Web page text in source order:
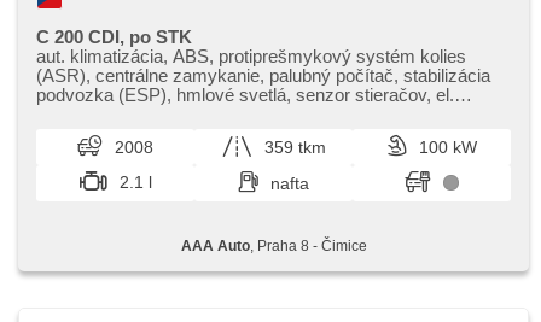
C 200 CDI, po STK
aut. klimatizácia, ABS, protiprešmykový systém kolies
(ASR), centrálne zamykanie, palubný počítač, stabilizácia
podvozka (ESP), hmlové svetlá, senzor stieračov, el.
autorádio, manuálna prevodovka
2008 359 tkm
100 kW
2.1 l
nafta
AAA Auto, Praha 8 - Čimice